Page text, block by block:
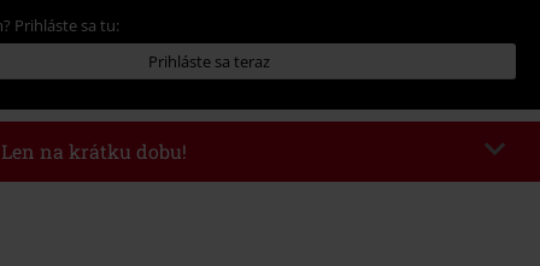
Prihláste sa tu:
Prihláste sa teraz
Len na krátku dobu!